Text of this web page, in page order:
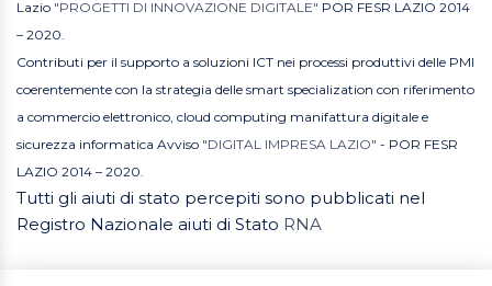
Lazio "PROGETTI DI INNOVAZIONE DIGITALE" POR FESR LAZIO 2014
– 2020.
Contributi per il supporto a soluzioni ICT nei processi produttivi delle PMI
coerentemente con la strategia delle smart specialization con riferimento
a commercio elettronico, cloud computing manifattura digitale e
sicurezza informatica Avviso "DIGITAL IMPRESA LAZIO" - POR FESR
LAZIO 2014 – 2020.
Tutti gli aiuti di stato percepiti sono pubblicati nel
Registro Nazionale aiuti di Stato RNA